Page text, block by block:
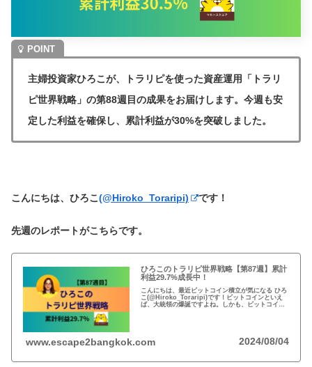
主婦投資家ひろこが、トラリピを使った資産運用「トラリ
ピ世界戦略」の第88週目の成果をお届けします。今週も安
定した利益を確保し、累計利益が30%を突破しました。
こんにちは、ひろこ(@Hiroko_Toraripi) です！
先週のレポートがこちらです。
ひろこのトラリピ世界戦略【第87週】累計
利益29.7%成長中！
こんにちは、最近ビットコイン積立が気になる ひろ
こ(@Hiroko_Toraripi)です！ビットコインといえ
ば、大統領の爆誕ですよね。しかも、ビットコイン
www.escape2bangkok.com 2024/08/04